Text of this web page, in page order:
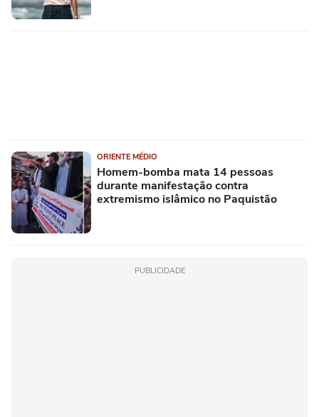
ORIENTE MÉDIO
Homem-bomba mata 14 pessoas
durante manifestação contra
extremismo islâmico no Paquistão
PUBLICIDADE